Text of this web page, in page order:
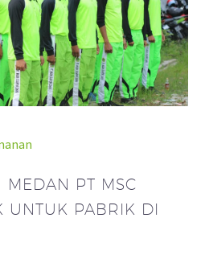
MEDAN PT MSC
UNTUK PABRIK DI